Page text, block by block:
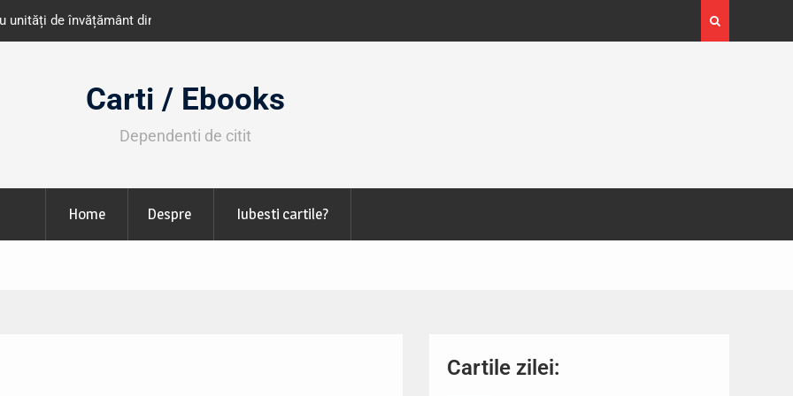
din România
octombrie
Expoziția Brâncuși de la Timișoara a atras peste
130.000 de vizitatori
Carti / Ebooks
Dependenti de citit
Home Despre Iubesti cartile?
Cartile zilei: